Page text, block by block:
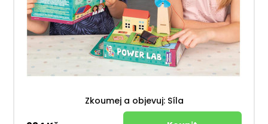
Zkoumej a objevuj: Síla